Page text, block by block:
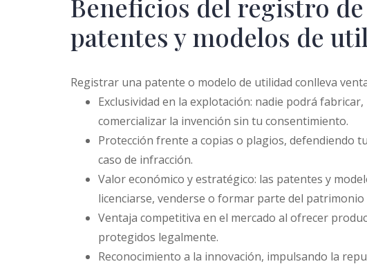
Beneficios del registro de
patentes y modelos de
Registrar una patente o modelo de utilidad conlleva
Exclusividad en la explotación: nadie podrá
comercializar la invención sin tu consentimiento.
Protección frente a copias o plagios, defendiendo
caso de infracción.
Valor económico y estratégico: las patentes y
licenciarse, venderse o formar parte del patrimonio
Ventaja competitiva en el mercado al ofrecer
protegidos legalmente.
Reconocimiento a la innovación, impulsando la